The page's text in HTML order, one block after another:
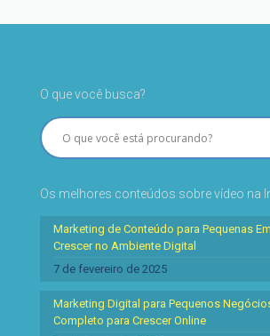
O que você busca?
Os melhores conteúdos sobre vídeo na
Marketing de Conteúdo para Pequenas
Crescer no Ambiente Digital
7 de fevereiro de 2025
Marketing Digital para Pequenos
Completo para Crescer Online